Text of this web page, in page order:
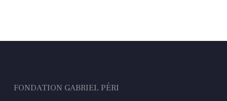
FONDATION GABRIEL PÉRI